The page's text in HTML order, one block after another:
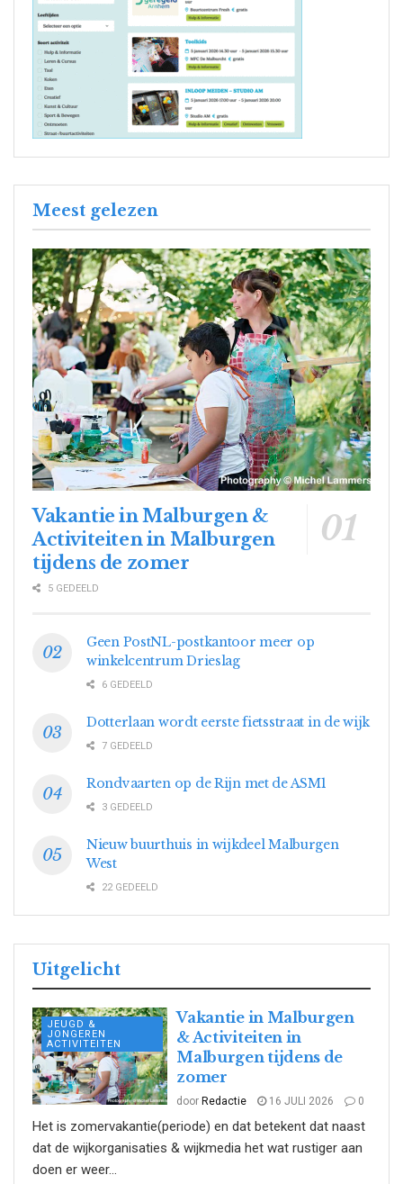
Meest gelezen
Vakantie in Malburgen &
Activiteiten in Malburgen
tijdens de zomer
5 GEDEELD
Geen PostNL-postkantoor meer op
winkelcentrum Drieslag
6 GEDEELD
Dotterlaan wordt eerste fietsstraat in de wijk
7 GEDEELD
Rondvaarten op de Rijn met de ASM1
3 GEDEELD
Nieuw buurthuis in wijkdeel Malburgen
West
22 GEDEELD
Uitgelicht
JEUGD &
JONGEREN
ACTIVITEITEN
Vakantie in Malburgen
& Activiteiten in
Malburgen tijdens de
zomer
door Redactie 16 JULI 2026 0
Het is zomervakantie(periode) en dat betekent dat naast
dat de wijkorganisaties & wijkmedia het wat rustiger aan
doen er weer...